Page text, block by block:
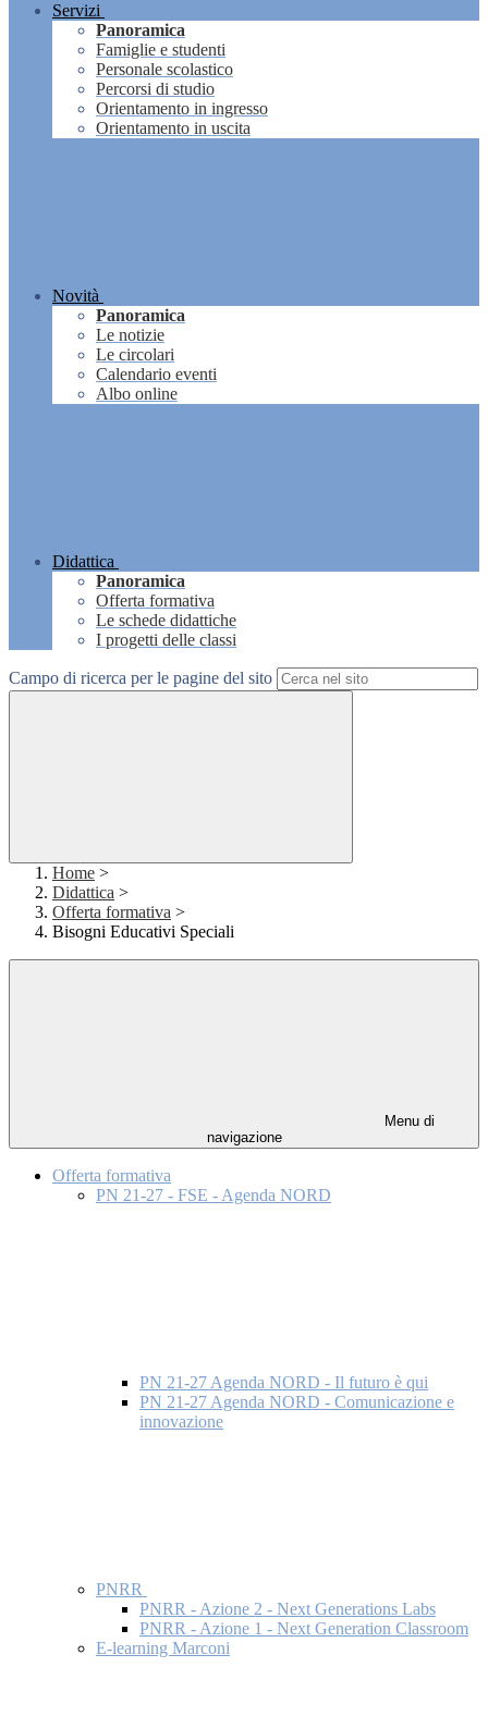
Servizi
Panoramica
Famiglie e studenti
Personale scolastico
Percorsi di studio
Orientamento in ingresso
Orientamento in uscita
Novità
Panoramica
Le notizie
Le circolari
Calendario eventi
Albo online
Didattica
Panoramica
Offerta formativa
Le schede didattiche
I progetti delle classi
Campo di ricerca per le pagine del sito
Home >
Didattica >
Offerta formativa >
Bisogni Educativi Speciali
Menu di
navigazione
Offerta formativa
PN 21-27 - FSE - Agenda NORD
PN 21-27 Agenda NORD - Il futuro è qui
PN 21-27 Agenda NORD - Comunicazione e
innovazione
PNRR
PNRR - Azione 2 - Next Generations Labs
PNRR - Azione 1 - Next Generation Classroom
E-learning Marconi